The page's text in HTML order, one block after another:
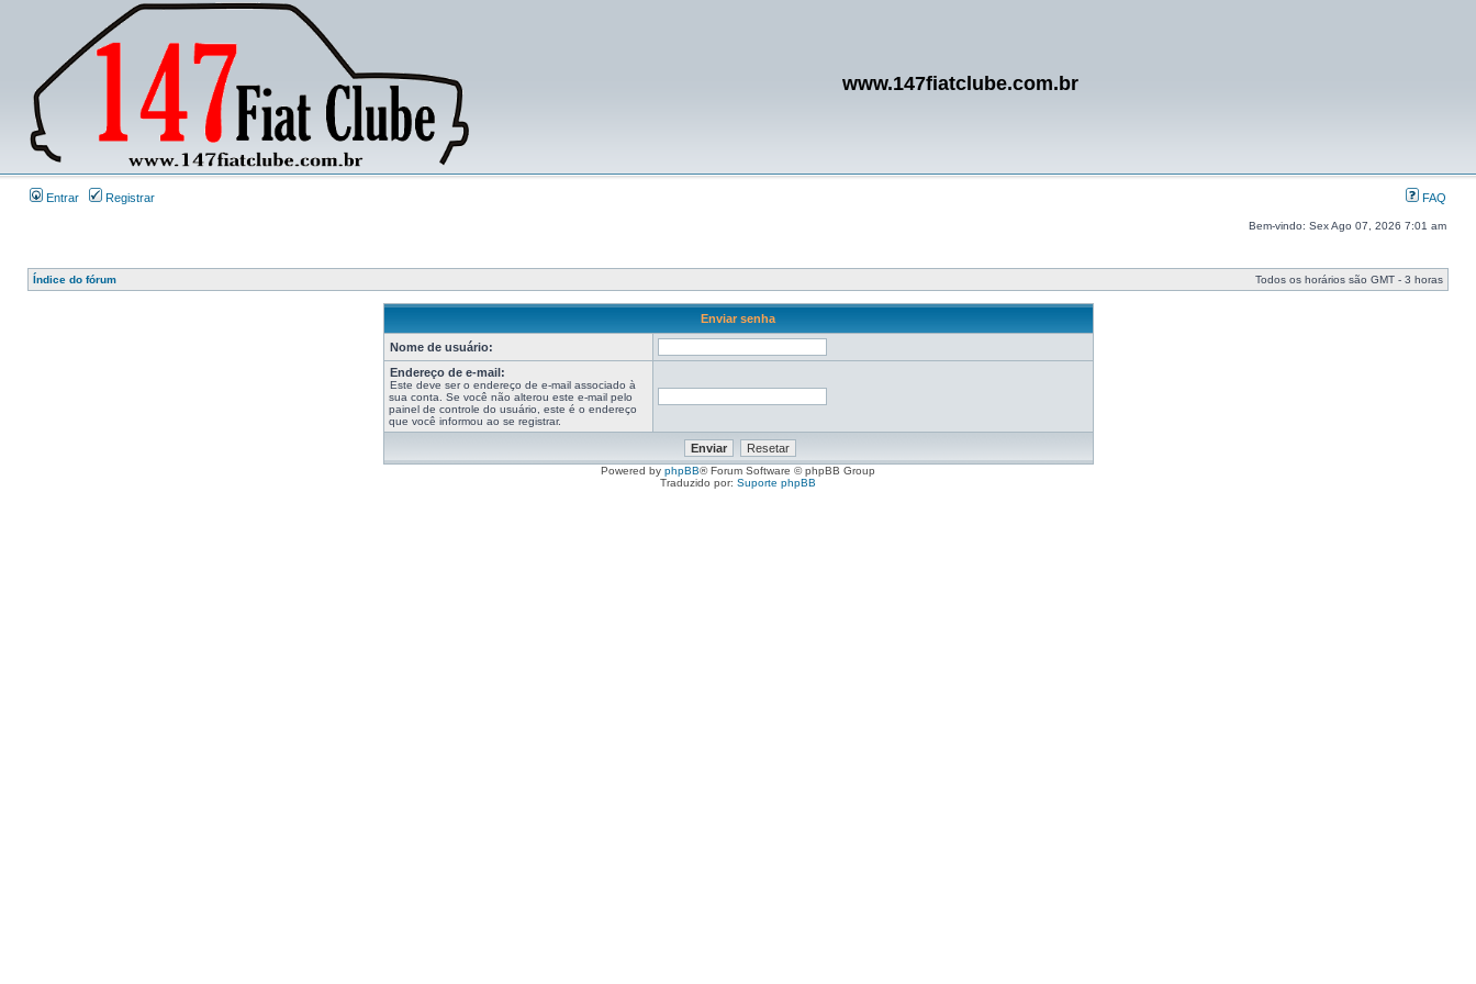
www.147fiatclube.com.br
Entrar Registrar FAQ
Bem-vindo: Sex Ago 07, 2026 7:01 am
Índice do fórum Todos os horários são GMT - 3 horas
Enviar senha
Nome de usuário:
Endereço de e-mail:
Este deve ser o endereço de e-mail associado à
sua conta. Se você não alterou este e-mail pelo
painel de controle do usuário, este é o endereço
que você informou ao se registrar.
Powered by phpBB® Forum Software © phpBB Group
Traduzido por: Suporte phpBB